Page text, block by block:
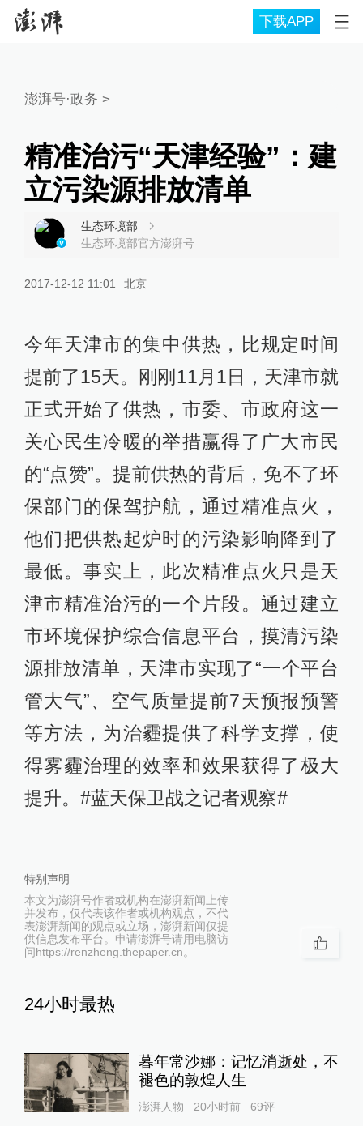
下载APP
澎湃号·政务 >
精准治污“天津经验”：建
立污染源排放清单
生态环境部
生态环境部官方澎湃号
2017-12-12 11:01 北京
今年天津市的集中供热，比规定时间
提前了15天。刚刚11月1日，天津市就
正式开始了供热，市委、市政府这一
关心民生冷暖的举措赢得了广大市民
的“点赞”。提前供热的背后，免不了环
保部门的保驾护航，通过精准点火，
他们把供热起炉时的污染影响降到了
最低。事实上，此次精准点火只是天
津市精准治污的一个片段。通过建立
市环境保护综合信息平台，摸清污染
源排放清单，天津市实现了“一个平台
管大气”、空气质量提前7天预报预警
等方法，为治霾提供了科学支撑，使
得雾霾治理的效率和效果获得了极大
提升。#蓝天保卫战之记者观察#
特别声明
本文为澎湃号作者或机构在澎湃新闻上传
并发布，仅代表该作者或机构观点，不代
表澎湃新闻的观点或立场，澎湃新闻仅提
供信息发布平台。申请澎湃号请用电脑访
问https://renzheng.thepaper.cn。
24小时最热
暮年常沙娜：记忆消逝处，不
褪色的敦煌人生
澎湃人物 20小时前 69评